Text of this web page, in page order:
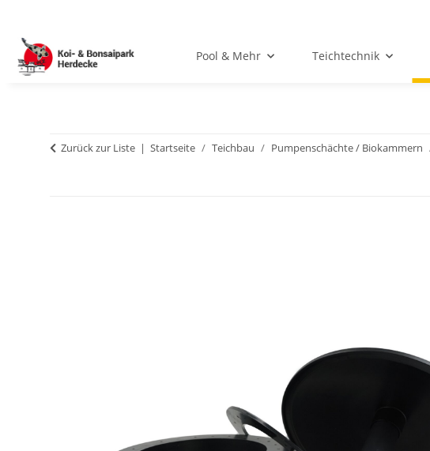
Pool & Mehr Teichtechnik
Zurück zur Liste Startseite Teichbau Pumpenschächte / Biokammern